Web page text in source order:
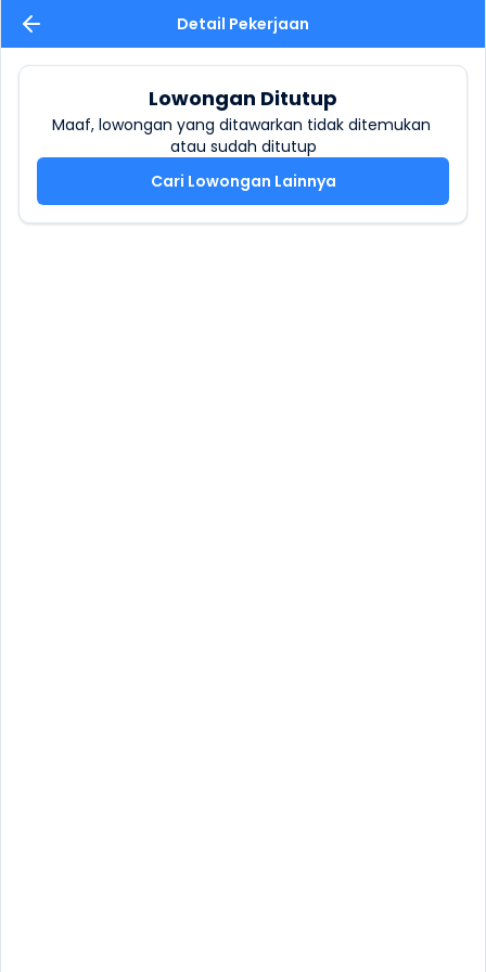
Detail Pekerjaan
Lowongan Ditutup
Maaf, lowongan yang ditawarkan tidak ditemukan
atau sudah ditutup
Cari Lowongan Lainnya